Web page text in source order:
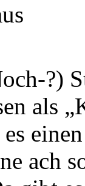
?)
als
ach